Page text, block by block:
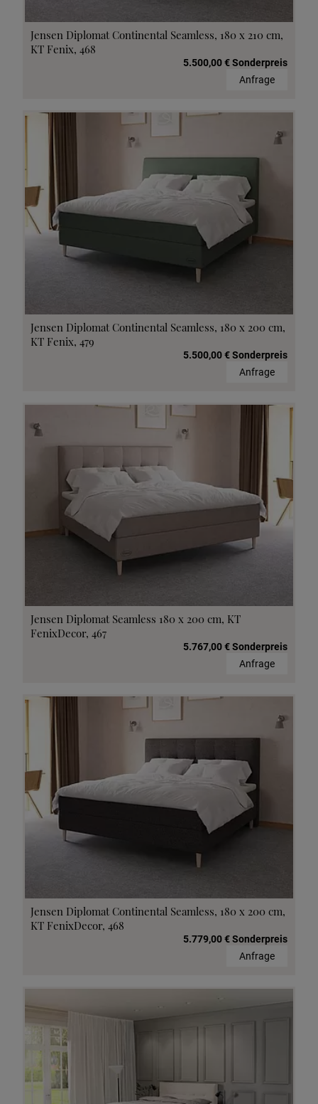
Jensen Diplomat Continental Seamless, 180 x 210 cm,
KT Fenix, 468
5.500,00 € Sonderpreis
Anfrage
Jensen Diplomat Continental Seamless, 180 x 200 cm,
KT Fenix, 479
5.500,00 € Sonderpreis
Anfrage
Jensen Diplomat Seamless 180 x 200 cm, KT
FenixDecor, 467
5.767,00 € Sonderpreis
Anfrage
Jensen Diplomat Continental Seamless, 180 x 200 cm,
KT FenixDecor, 468
5.779,00 € Sonderpreis
Anfrage